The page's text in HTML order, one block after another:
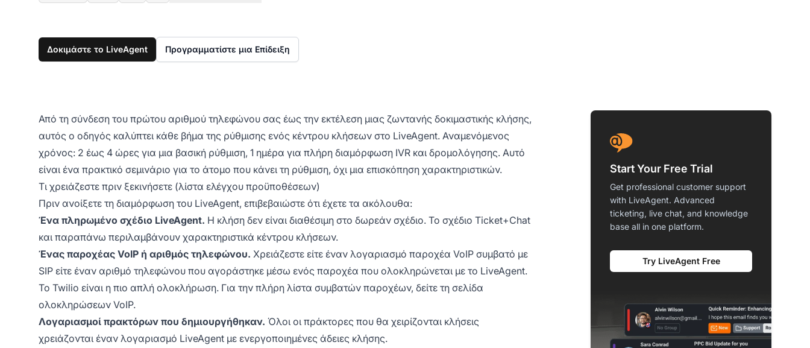
Δοκιμάστε το LiveAgent Προγραμματίστε μια Επίδειξη
Από τη σύνδεση του πρώτου αριθμού τηλεφώνου σας έως την εκτέλεση μιας ζωντανής δοκιμαστικής κλήσης,
αυτός ο οδηγός καλύπτει κάθε βήμα της ρύθμισης ενός κέντρου κλήσεων στο LiveAgent. Αναμενόμενος
χρόνος: 2 έως 4 ώρες για μια βασική ρύθμιση, 1 ημέρα για πλήρη διαμόρφωση IVR και δρομολόγησης. Αυτό
είναι ένα πρακτικό σεμινάριο για το άτομο που κάνει τη ρύθμιση, όχι μια επισκόπηση χαρακτηριστικών.
Τι χρειάζεστε πριν ξεκινήσετε (λίστα ελέγχου προϋποθέσεων)
Πριν ανοίξετε τη διαμόρφωση του LiveAgent, επιβεβαιώστε ότι έχετε τα ακόλουθα:
Ένα πληρωμένο σχέδιο LiveAgent. Η κλήση δεν είναι διαθέσιμη στο δωρεάν σχέδιο. Το σχέδιο Ticket+Chat
και παραπάνω περιλαμβάνουν χαρακτηριστικά κέντρου κλήσεων.
Ένας παροχέας VoIP ή αριθμός τηλεφώνου. Χρειάζεστε είτε έναν λογαριασμό παροχέα VoIP συμβατό με
SIP είτε έναν αριθμό τηλεφώνου που αγοράστηκε μέσω ενός παροχέα που ολοκληρώνεται με το LiveAgent.
Το Twilio είναι η πιο απλή ολοκλήρωση. Για την πλήρη λίστα συμβατών παροχέων, δείτε τη σελίδα
ολοκληρώσεων VoIP.
Λογαριασμοί πρακτόρων που δημιουργήθηκαν. Όλοι οι πράκτορες που θα χειρίζονται κλήσεις
χρειάζονται έναν λογαριασμό LiveAgent με ενεργοποιημένες άδειες κλήσης.
Start Your Free Trial
Get professional customer support
with LiveAgent. Advanced
ticketing, live chat, and knowledge
base all in one platform.
Try LiveAgent Free